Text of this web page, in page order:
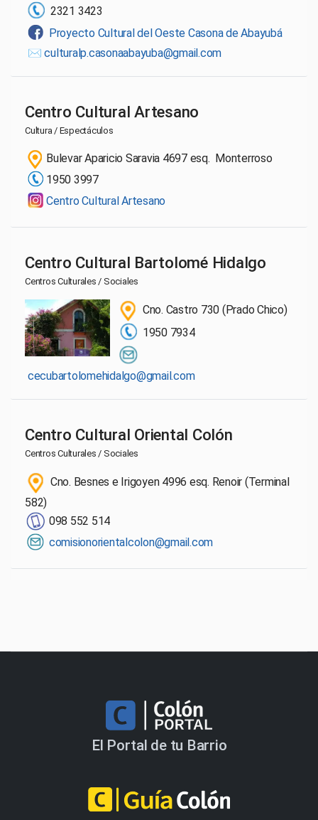
2321 3423
Proyecto Cultural del Oeste Casona de Abayubá
✉️culturalp.casonaabayuba@gmail.com
Centro Cultural Artesano
Cultura / Espectáculos
Bulevar Aparicio Saravia 4697 esq. Monterroso
1950 3997
Centro Cultural Artesano
Centro Cultural Bartolomé Hidalgo
Centros Culturales / Sociales
Cno. Castro 730 (Prado Chico)
1950 7934
cecubartolomehidalgo@gmail.com
Centro Cultural Oriental Colón
Centros Culturales / Sociales
Cno. Besnes e Irigoyen 4996 esq. Renoir (Terminal
582)
098 552 514
comisionorientalcolon@gmail.com
El Portal de tu Barrio